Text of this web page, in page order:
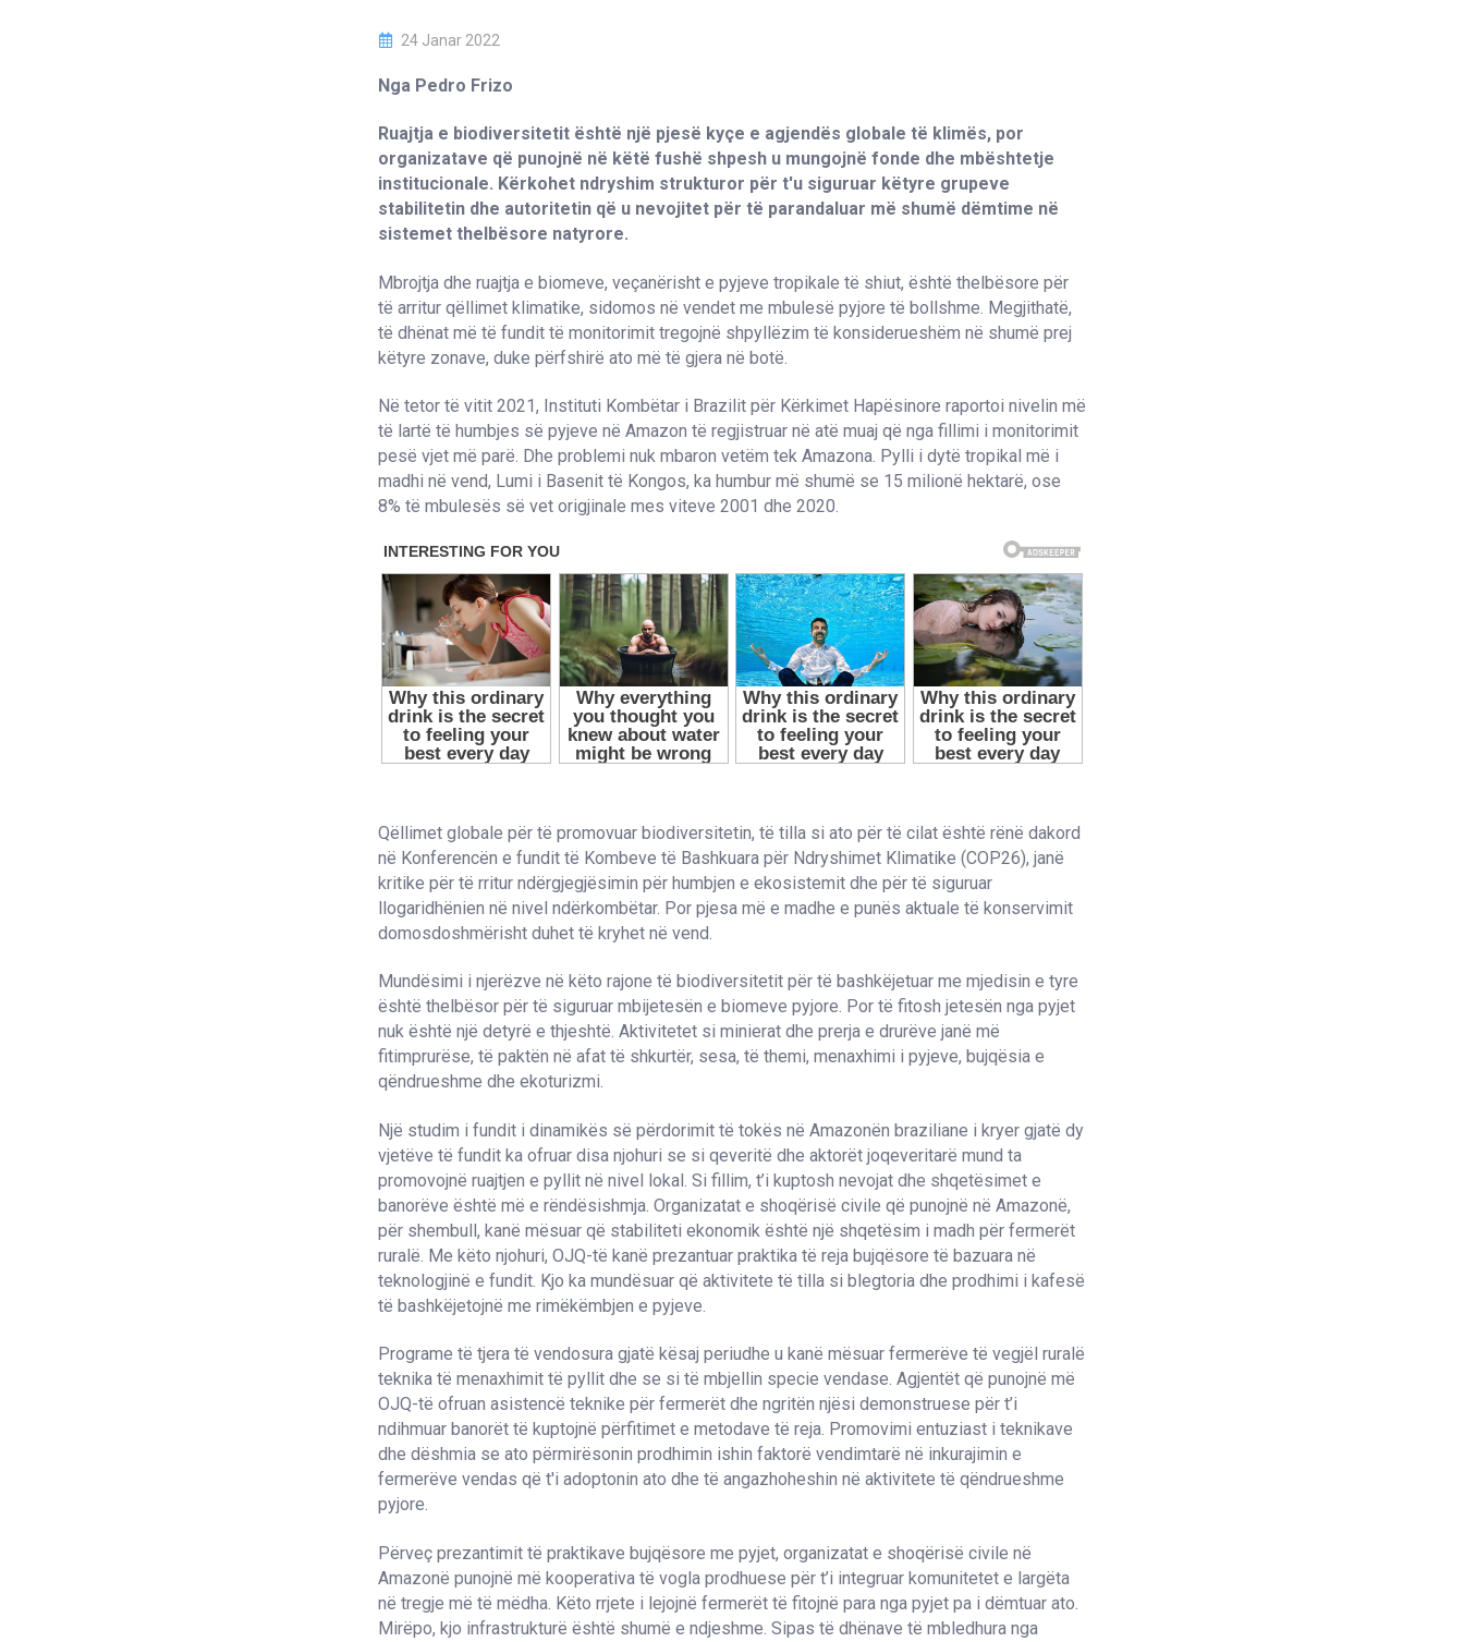
24 Janar 2022
Nga Pedro Frizo
Ruajtja e biodiversitetit është një pjesë kyçe e agjendës globale të klimës, por
organizatave që punojnë në këtë fushë shpesh u mungojnë fonde dhe mbështetje
institucionale. Kërkohet ndryshim strukturor për t'u siguruar këtyre grupeve
stabilitetin dhe autoritetin që u nevojitet për të parandaluar më shumë dëmtime në
sistemet thelbësore natyrore.
Mbrojtja dhe ruajtja e biomeve, veçanërisht e pyjeve tropikale të shiut, është thelbësore për
të arritur qëllimet klimatike, sidomos në vendet me mbulesë pyjore të bollshme. Megjithatë,
të dhënat më të fundit të monitorimit tregojnë shpyllëzim të konsiderueshëm në shumë prej
këtyre zonave, duke përfshirë ato më të gjera në botë.
Në tetor të vitit 2021, Instituti Kombëtar i Brazilit për Kërkimet Hapësinore raportoi nivelin më
të lartë të humbjes së pyjeve në Amazon të regjistruar në atë muaj që nga fillimi i monitorimit
pesë vjet më parë. Dhe problemi nuk mbaron vetëm tek Amazona. Pylli i dytë tropikal më i
madhi në vend, Lumi i Basenit të Kongos, ka humbur më shumë se 15 milionë hektarë, ose
8% të mbulesës së vet origjinale mes viteve 2001 dhe 2020.
Qëllimet globale për të promovuar biodiversitetin, të tilla si ato për të cilat është rënë dakord
në Konferencën e fundit të Kombeve të Bashkuara për Ndryshimet Klimatike (COP26), janë
kritike për të rritur ndërgjegjësimin për humbjen e ekosistemit dhe për të siguruar
llogaridhënien në nivel ndërkombëtar. Por pjesa më e madhe e punës aktuale të konservimit
domosdoshmërisht duhet të kryhet në vend.
Mundësimi i njerëzve në këto rajone të biodiversitetit për të bashkëjetuar me mjedisin e tyre
është thelbësor për të siguruar mbijetesën e biomeve pyjore. Por të fitosh jetesën nga pyjet
nuk është një detyrë e thjeshtë. Aktivitetet si minierat dhe prerja e drurëve janë më
fitimprurëse, të paktën në afat të shkurtër, sesa, të themi, menaxhimi i pyjeve, bujqësia e
qëndrueshme dhe ekoturizmi.
Një studim i fundit i dinamikës së përdorimit të tokës në Amazonën braziliane i kryer gjatë dy
vjetëve të fundit ka ofruar disa njohuri se si qeveritë dhe aktorët joqeveritarë mund ta
promovojnë ruajtjen e pyllit në nivel lokal. Si fillim, t’i kuptosh nevojat dhe shqetësimet e
banorëve është më e rëndësishmja. Organizatat e shoqërisë civile që punojnë në Amazonë,
për shembull, kanë mësuar që stabiliteti ekonomik është një shqetësim i madh për fermerët
ruralë. Me këto njohuri, OJQ-të kanë prezantuar praktika të reja bujqësore të bazuara në
teknologjinë e fundit. Kjo ka mundësuar që aktivitete të tilla si blegtoria dhe prodhimi i kafesë
të bashkëjetojnë me rimëkëmbjen e pyjeve.
Programe të tjera të vendosura gjatë kësaj periudhe u kanë mësuar fermerëve të vegjël ruralë
teknika të menaxhimit të pyllit dhe se si të mbjellin specie vendase. Agjentët që punojnë më
OJQ-të ofruan asistencë teknike për fermerët dhe ngritën njësi demonstruese për t’i
ndihmuar banorët të kuptojnë përfitimet e metodave të reja. Promovimi entuziast i teknikave
dhe dëshmia se ato përmirësonin prodhimin ishin faktorë vendimtarë në inkurajimin e
fermerëve vendas që t'i adoptonin ato dhe të angazhoheshin në aktivitete të qëndrueshme
pyjore.
Përveç prezantimit të praktikave bujqësore me pyjet, organizatat e shoqërisë civile në
Amazonë punojnë më kooperativa të vogla prodhuese për t’i integruar komunitetet e largëta
në tregje më të mëdha. Këto rrjete i lejojnë fermerët të fitojnë para nga pyjet pa i dëmtuar ato.
Mirëpo, kjo infrastrukturë është shumë e ndjeshme. Sipas të dhënave të mbledhura nga